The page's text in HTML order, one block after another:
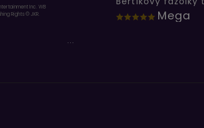
Inc. WB
Rights © JKR.
Mega
...